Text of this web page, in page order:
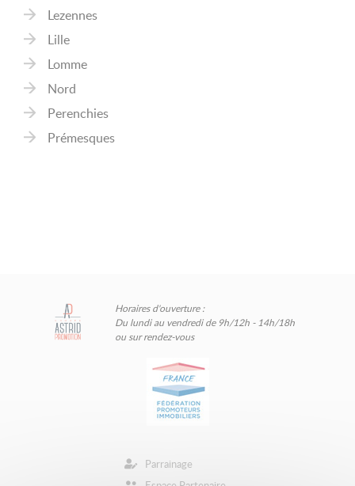
Lezennes
Lille
Lomme
Nord
Perenchies
Prémesques
Horaires d'ouverture :
Du lundi au vendredi de 9h/12h - 14h/18h
ou sur rendez-vous
Parrainage